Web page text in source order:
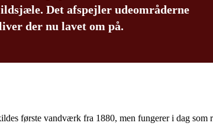
Det afspejler udeområderne
der nu lavet om på.
første vandværk fra 1880, men fungerer i dag som